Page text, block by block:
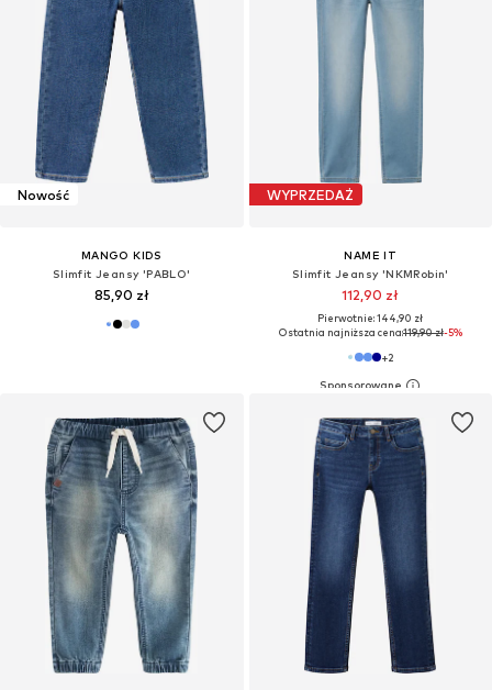
Nowość
MANGO KIDS
Slimfit Jeansy 'PABLO'
85,90 zł
WYPRZEDAŻ
NAME IT
Slimfit Jeansy 'NKMRobin'
112,90 zł
Pierwotnie: 144,90 zł
Ostatnia najniższa cena:119,90 zł-5%
+2